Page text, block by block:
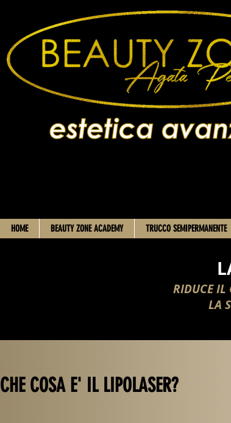
HOME BEAUTY ZONE ACADEMY TRUCCO SEMIPERMANENTE
RIDUCE IL
LA
CHE COSA E' IL LIPOLASER?